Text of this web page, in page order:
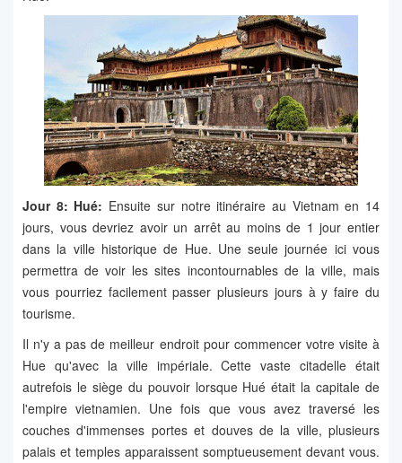
Jour 8: Hué: Ensuite sur notre itinéraire au Vietnam en 14
jours, vous devriez avoir un arrêt au moins de 1 jour entier
dans la ville historique de Hue. Une seule journée ici vous
permettra de voir les sites incontournables de la ville, mais
vous pourriez facilement passer plusieurs jours à y faire du
tourisme.
Il n'y a pas de meilleur endroit pour commencer votre visite à
Hue qu'avec la ville impériale. Cette vaste citadelle était
autrefois le siège du pouvoir lorsque Hué était la capitale de
l'empire vietnamien. Une fois que vous avez traversé les
couches d'immenses portes et douves de la ville, plusieurs
palais et temples apparaissent somptueusement devant vous.